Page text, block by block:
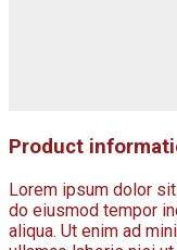
Product
Lorem ipsum dolor
do eiusmod tempor
aliqua. Ut enim ad